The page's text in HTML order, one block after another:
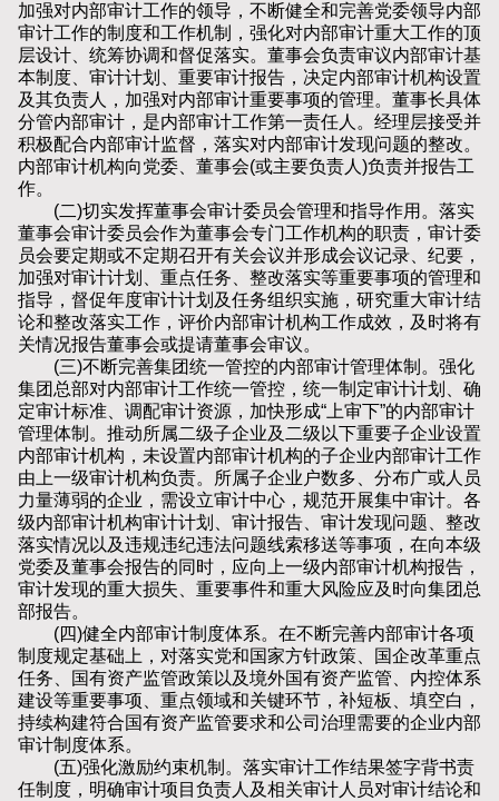
加强对内部审计工作的领导，不断健全和完善党委领导内部
审计工作的制度和工作机制，强化对内部审计重大工作的顶
层设计、统筹协调和督促落实。董事会负责审议内部审计基
本制度、审计计划、重要审计报告，决定内部审计机构设置
及其负责人，加强对内部审计重要事项的管理。董事长具体
分管内部审计，是内部审计工作第一责任人。经理层接受并
积极配合内部审计监督，落实对内部审计发现问题的整改。
内部审计机构向党委、董事会(或主要负责人)负责并报告工
作。
(二)切实发挥董事会审计委员会管理和指导作用。落实
董事会审计委员会作为董事会专门工作机构的职责，审计委
员会要定期或不定期召开有关会议并形成会议记录、纪要，
加强对审计计划、重点任务、整改落实等重要事项的管理和
指导，督促年度审计计划及任务组织实施，研究重大审计结
论和整改落实工作，评价内部审计机构工作成效，及时将有
关情况报告董事会或提请董事会审议。
(三)不断完善集团统一管控的内部审计管理体制。强化
集团总部对内部审计工作统一管控，统一制定审计计划、确
定审计标准、调配审计资源，加快形成“上审下”的内部审计
管理体制。推动所属二级子企业及二级以下重要子企业设置
内部审计机构，未设置内部审计机构的子企业内部审计工作
由上一级审计机构负责。所属子企业户数多、分布广或人员
力量薄弱的企业，需设立审计中心，规范开展集中审计。各
级内部审计机构审计计划、审计报告、审计发现问题、整改
落实情况以及违规违纪违法问题线索移送等事项，在向本级
党委及董事会报告的同时，应向上一级内部审计机构报告，
审计发现的重大损失、重要事件和重大风险应及时向集团总
部报告。
(四)健全内部审计制度体系。在不断完善内部审计各项
制度规定基础上，对落实党和国家方针政策、国企改革重点
任务、国有资产监管政策以及境外国有资产监管、内控体系
建设等重要事项、重点领域和关键环节，补短板、填空白，
持续构建符合国有资产监管要求和公司治理需要的企业内部
审计制度体系。
(五)强化激励约束机制。落实审计工作结果签字背书责
任制度，明确审计项目负责人及相关审计人员对审计结论和